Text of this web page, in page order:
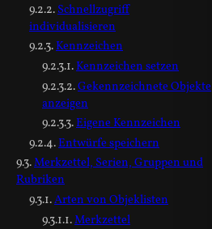
Schnellzugriff
individualisieren
Kennzeichen
Kennzeichen setzen
Gekennzeichnete Objekte
anzeigen
Eigene Kennzeichen
Entwürfe speichern
Merkzettel, Serien, Gruppen und
Rubriken
Arten von Objeklisten
Merkzettel